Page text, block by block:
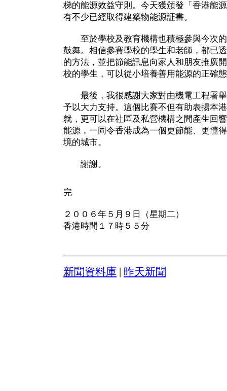
梯的能源效益守則。今天獲頒發「香港能
有不少已經取得建築物能源証書。
至於學校及教育機構也積極參與今次的
鼓舞。相信參賽學校的學生和老師，都已
的方法，並把節能訊息向家人和朋友推廣
校的學生，可以從小培養善用能源的正確
最後，我很感謝大家對由機電工程署舉
予以大力支持。這個比賽不但有助表揚本
就，更可以在社區及私營機構之間產生回
能源，一同令香港成為一個更節能、更懂
境的城市。
謝謝。
完
２００６年５月９日（星期二）
香港時間１７時５５分
新聞資料庫 昨天新聞